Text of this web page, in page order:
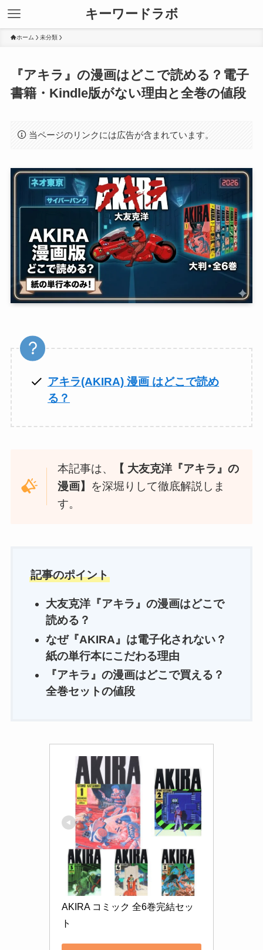
キーワードラボ
ホーム 未分類
『アキラ』の漫画はどこで読める？電子
書籍・Kindle版がない理由と全巻の値段
当ページのリンクには広告が含まれています。
アキラ(AKIRA) 漫画 はどこで読め
る？
本記事は、
【 大友克洋『アキラ』の
漫画】
を深堀りして徹底解説しま
す。
記事のポイント
大友克洋『アキラ』の漫画はどこで
読める？
なぜ『AKIRA』は電子化されない？
紙の単行本にこだわる理由
『アキラ』の漫画はどこで買える？
全巻セットの値段
AKIRA コミック 全6巻完結セッ
ト